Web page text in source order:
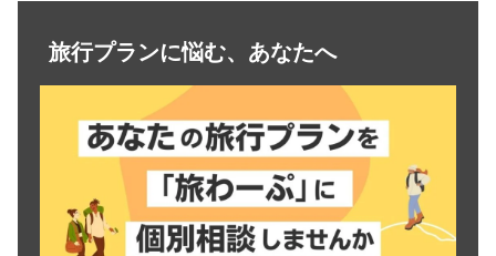
旅行プランに悩む、あなたへ